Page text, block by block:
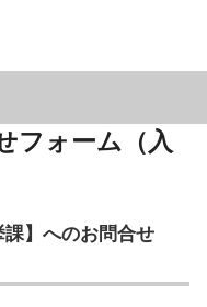
フォーム（入
課】へのお問合せ